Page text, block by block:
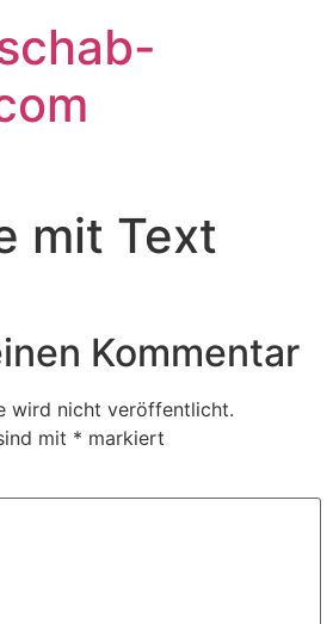
mit Text
Kommentar
wird nicht veröffentlicht.
mit * markiert